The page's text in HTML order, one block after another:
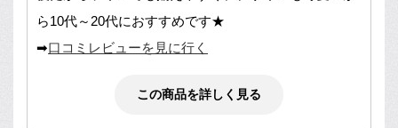
ら10代～20代におすすめです★
➡口コミレビューを見に行く
この商品を詳しく見る